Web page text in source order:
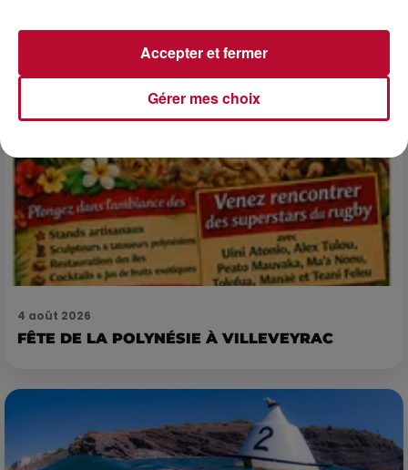
4 août 2026
FÊTE DE LA POLYNÉSIE À VILLEVEYRAC
Gérer mes choix
Accepter et fermer